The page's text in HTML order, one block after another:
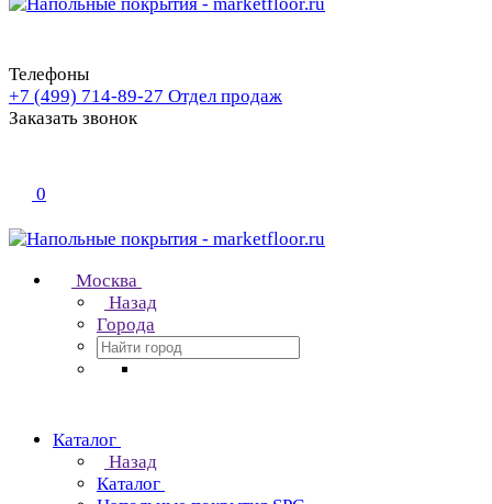
Телефоны
+7 (499) 714-89-27 Отдел продаж
Заказать звонок
0
Москва
Назад
Города
Каталог
Назад
Каталог